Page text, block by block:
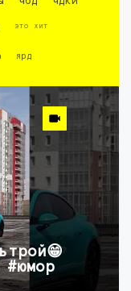
это хит
ярд
#юмор